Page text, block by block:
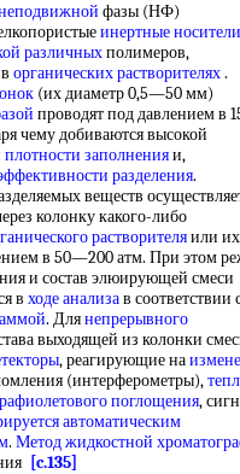
неподвижной фазы (НФ)
инертные носители
различныхполимеров,
органических растворителях.
(их диаметр 0,5—50 мм)
проводят под давлением в
чему добиваются высокой
плотности заполненияи,
разделения.
веществ
колонку какого-либо
растворителяили их
в 50—200 атм. При этом
и состав элюирующей смеси
в ходе анализав соответствии
. Длянепрерывного
выходящей из колонки
, реагирующие на
(интерферометры),
поглощения,
автоматическим
. Метод жидкостной
[c.135]